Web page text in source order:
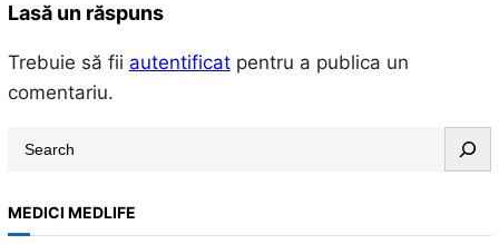
Lasă un răspuns
Trebuie să fii autentificatpentru a publica un
comentariu.
a
r
MEDICI MEDLIFE